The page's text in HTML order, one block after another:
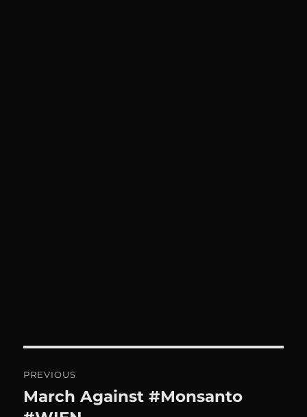
Navigation
PREVIOUS
Previous
March Against #Monsanto